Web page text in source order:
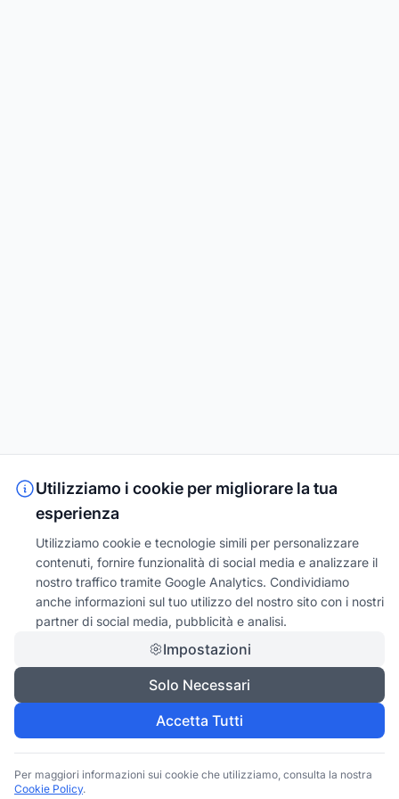
Utilizziamo i cookie per migliorare la tua
esperienza
Utilizziamo cookie e tecnologie simili per personalizzare
contenuti, fornire funzionalità di social media e analizzare il
nostro traffico tramite Google Analytics. Condividiamo
anche informazioni sul tuo utilizzo del nostro sito con i nostri
partner di social media, pubblicità e analisi.
Impostazioni
Solo Necessari
Accetta Tutti
Per maggiori informazioni sui cookie che utilizziamo, consulta la nostra
Cookie Policy.